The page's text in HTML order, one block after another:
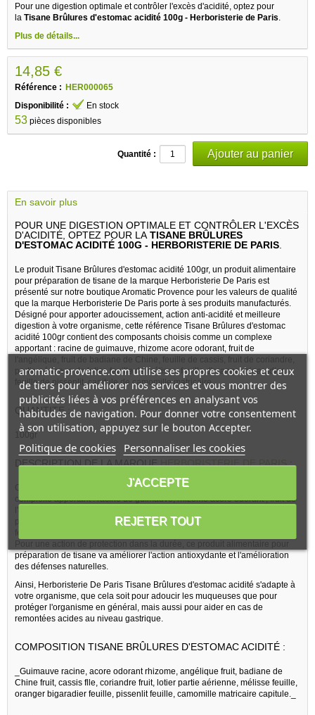
Pour une digestion optimale et contrôler l'excès d'acidité, optez pour
la Tisane Brûlures d'estomac acidité 100g - Herboristerie de Paris.
Plus de détails...
14,85 €
Référence : HER000065
Disponibilité :
En stock
53 pièces disponibles
Quantité :
En savoir plus
POUR UNE DIGESTION OPTIMALE ET CONTRÔLER L'EXCÈS
D'ACIDITÉ, OPTEZ POUR LA TISANE BRÛLURES
D'ESTOMAC ACIDITÉ 100G - HERBORISTERIE DE PARIS
Le produit Tisane Brûlures d'estomac acidité 100gr, un produit alimentaire
pour préparation de tisane de la marque Herboristerie De Paris est
présenté sur notre boutique Aromatic Provence pour les valeurs de qualité
que la marque Herboristerie De Paris porte à ses produits manufacturés.
Désigné pour apporter adoucissement, action anti-acidité et meilleure
digestion à votre organisme, cette référence Tisane Brûlures d'estomac
acidité 100gr contient des composants choisis comme un complexe
apportant : racine de guimauve, rhizome acore odorant, fruit de
l'angélique, fruit de badiane de Chine, feuille de cassis, fruit de coriandre,
partie aérienne de lotier, feuille de mélisse, feuille d'oranger bigaradier,
feuille de pissenlit, capitule de camomille matricaire.
QUANTITE :
100gr
DESCRIPTION DE LA MARQUEHERBORISTERIE DE PARIS:
Ce produit alimentaire pour préparation de tisane est formulé avec un
complexe apportant : racine de guimauve, rhizome acore odorant , fruit de
partie aérienne de lotier, feuille de mélisse, feuille d'oranger bigaradier,
feuille de pissenlit, capitule de camomille matricaire.
Pour une action de protection dans la durée, ce produit alimentaire pour
préparation de tisane va améliorer l'action antioxydante et l'amélioration
des défenses naturelles.
Ainsi, Herboristerie De Paris Tisane Brûlures d'estomac acidité s'adapte à
votre organisme, que cela soit pour adoucir les muqueuses que pour
protéger l'organisme en général, mais aussi pour aider en cas de
remontées acides au niveau gastrique.
COMPOSITION TISANE BRÛLURES D'ESTOMAC ACIDITÉ :
_Guimauve racine, acore odorant rhizome, angélique fruit, badiane de
Chine fruit, cassis flle, coriandre fruit, lotier partie aérienne, mélisse feuille,
oranger bigaradier feuille, pissenlit feuille, camomille matricaire capitule._
aromatic-provence.com utilise ses propres cookies et ceux
de tiers pour améliorer nos services et vous montrer des
publicités liées à vos préférences en analysant vos
habitudes de navigation. Pour donner votre consentement
à son utilisation, appuyez sur le bouton Accepter.
Politique de cookies Personnaliser les cookies
REJETER TOUT
J'ACCEPTE